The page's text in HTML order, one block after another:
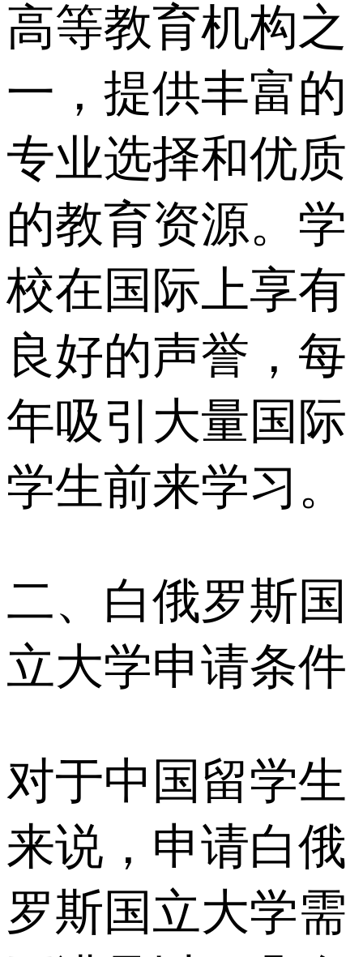
高等教育机构之
一，提供丰富的
专业选择和优质
的教育资源。学
校在国际上享有
良好的声誉，每
年吸引大量国际
学生前来学习。
二、白俄罗斯国
立大学申请条件
对于中国留学生
来说，申请白俄
罗斯国立大学需